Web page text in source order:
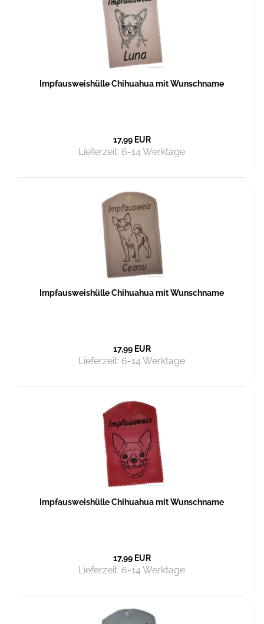
Impfausweishülle Chihuahua mit Wunschname
17,99 EUR
Lieferzeit: 6-14 Werktage
Impfausweishülle Chihuahua mit Wunschname
17,99 EUR
Lieferzeit: 6-14 Werktage
Impfausweishülle Chihuahua mit Wunschname
17,99 EUR
Lieferzeit: 6-14 Werktage